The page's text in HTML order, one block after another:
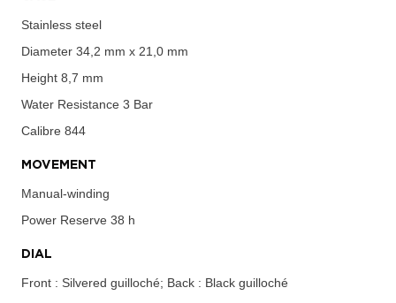
Stainless steel
Diameter 34,2 mm x 21,0 mm
Height 8,7 mm
Water Resistance 3 Bar
Calibre 844
MOVEMENT
Manual-winding
Power Reserve 38 h
DIAL
Front : Silvered guilloché; Back : Black guilloché